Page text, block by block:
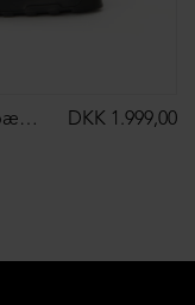
Slippers sandal med spænder DKK 1.999,00